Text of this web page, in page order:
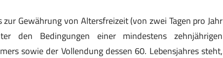
Gewährung von Altersfreizeit (von zwei Tagen pro Jahr
den Bedingungen einer mindestens zehnjährigen
sowie der Vollendung dessen 60. Lebensjahres steht,